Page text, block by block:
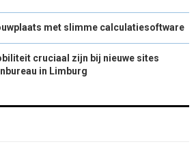
met slimme calculatiesoftware
cruciaal zijn bij nieuwe sites
in Limburg